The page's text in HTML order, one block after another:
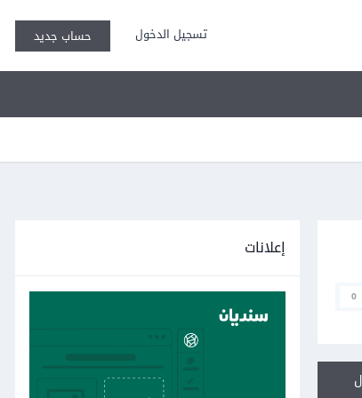
تسجيل الدخول حساب جديد
0
إعلانات